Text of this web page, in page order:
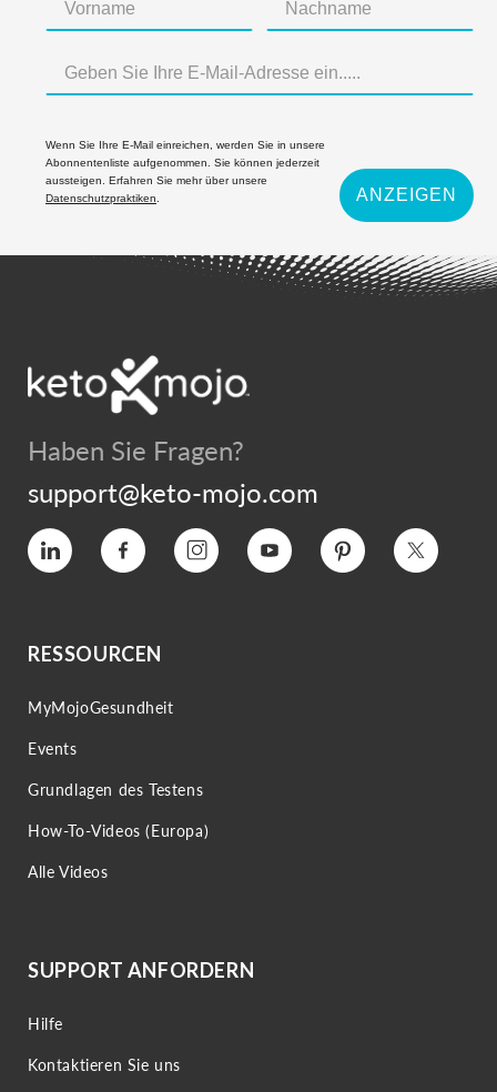
Wenn Sie Ihre E-Mail einreichen, werden Sie in unsere
Abonnentenliste aufgenommen. Sie können jederzeit
aussteigen. Erfahren Sie mehr über unsere
Datenschutzpraktiken
ANZEIGEN
Haben Sie Fragen?
support@keto-mojo.com
Vimeo Facebook Instagram YouTube Interesse Twitter
RESSOURCEN
MyMojoGesundheit
Events
Grundlagen des Testens
How-To-Videos (Europa)
Alle Videos
SUPPORT ANFORDERN
Hilfe
Kontaktieren Sie uns